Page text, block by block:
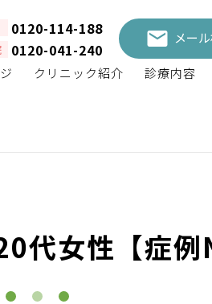
0120-114-188
0120-041-240
メー
クリニック紹介 診療内容
代女性【症例